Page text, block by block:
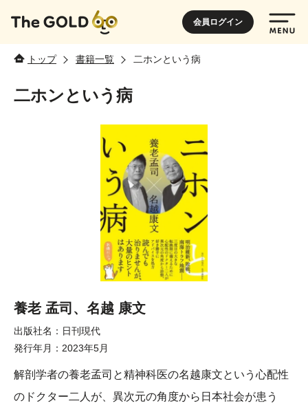
会員ログイン
トップ 書籍一覧 二ホンという病
二ホンという病
養老 孟司、名越 康文
出版社名
日刊現代
発行年月
2023年5月
解剖学者の養老孟司と精神科医の名越康文という心配性
のドクター二人が、異次元の角度から日本社会が患う